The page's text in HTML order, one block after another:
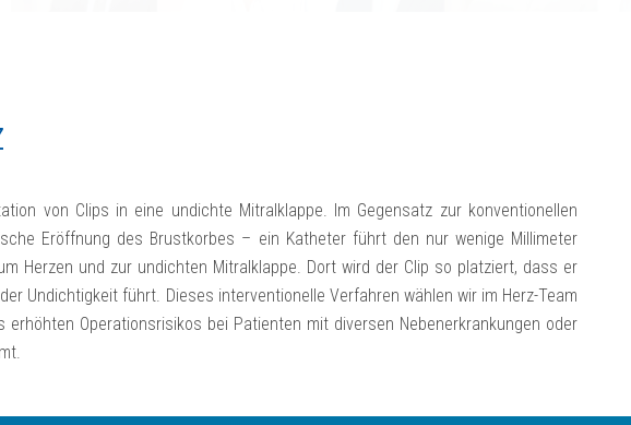
von Clips in eine undichte Mitralklappe. Im Gegensatz zur konventionellen
Eröffnung des Brustkorbes – ein Kathe­ter führt den nur wenige Millimeter
Herzen und zur undichten Mitralklappe. Dort wird der Clip so platziert, dass er
Undichtigkeit führt. Dieses interventionelle Verfahren wählen wir im Herz-Team
Operationsrisi­kos bei Patienten mit diversen Nebenerkrankungen oder